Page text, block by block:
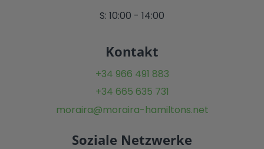
S: 10:00 - 14:00
Kontakt
+34 966 491 883
+34 665 635 731
moraira@moraira-hamiltons.net
Soziale Netzwerke